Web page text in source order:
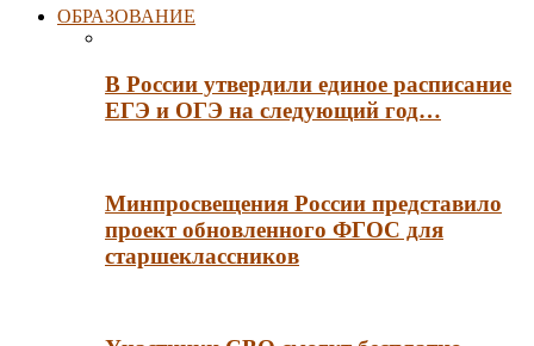
ОБРАЗОВАНИЕ
В России утвердили единое расписание
ЕГЭ и ОГЭ на следующий год…
Минпросвещения России представило
проект обновленного ФГОС для
старшеклассников